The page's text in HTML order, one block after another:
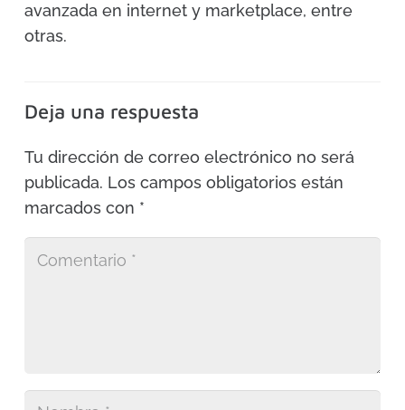
avanzada en internet y marketplace, entre
otras.
Deja una respuesta
Tu dirección de correo electrónico no será
publicada. Los campos obligatorios están
marcados con *